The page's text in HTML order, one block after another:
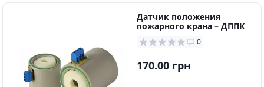
Датчик положения
пожарного крана – ДППК
0
170.00 грн